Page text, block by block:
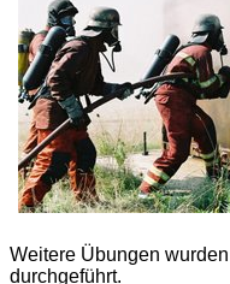
Weitere Übungen
durchgeführt.